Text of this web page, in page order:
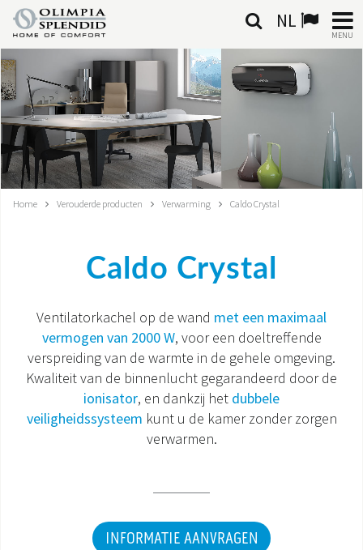
NL
MENU
NEDERLANDSE
HOME
KLIMAATREGELING
VERWARMING
GEÏNTEGREERDE SYSTEMEN
CONTACTEN
DOCUMENTATIE PRODUCTEN
Home Verouderde producten Verwarming Caldo Crystal
Caldo Crystal
Ventilatorkachel op de wand met een maximaal
vermogen van 2000 W, voor een doeltreffende
verspreiding van de warmte in de gehele omgeving.
Kwaliteit van de binnenlucht gegarandeerd door de
ionisator, en dankzij het dubbele
veiligheidssysteem kunt u de kamer zonder zorgen
verwarmen.
INFORMATIE AANVRAGEN